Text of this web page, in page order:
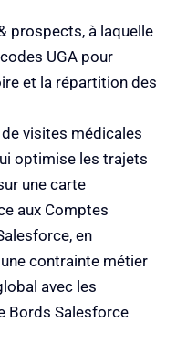
prospects, à laquelle
UGA pour
et la répartition des
visites médicales
optimise les trajets
une carte
aux Comptes
en
une contrainte métier
avec les
Bords Salesforce